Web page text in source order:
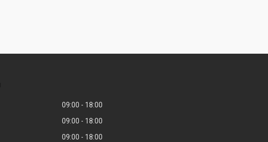
09:00
18:00
09:00
18:00
09:00
18:00